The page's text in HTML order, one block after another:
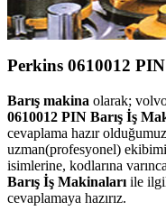
Perkins 0610012
Barış makina olarak;
0610012 PIN Barış İş
cevaplama hazır
uzman(profesyonel)
isimlerine, kodlarına
Barış İş Makinaları ile
cevaplamaya hazırız.